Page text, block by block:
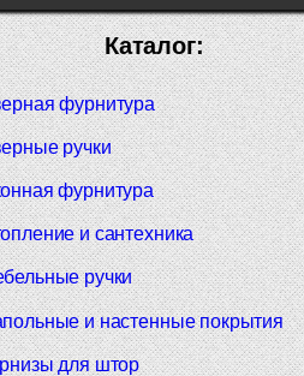
Каталог:
фурнитура
ручки
фурнитура
и сантехника
ручки
и настенные покрытия
для штор